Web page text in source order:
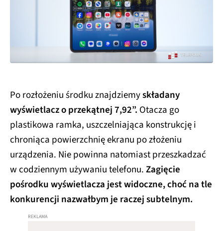
Po rozłożeniu środku znajdziemyskładany
wyświetlacz o przekątnej 7,92”. Otacza go
plastikowa ramka, uszczelniająca konstrukcję i
chroniąca powierzchnię ekranu po złożeniu
urządzenia. Nie powinna natomiast przeszkadzać
w codziennym używaniu telefonu.Zagięcie
pośrodku wyświetlacza jest widoczne, choć na tle
konkurencji nazwałbym je raczej subtelnym.